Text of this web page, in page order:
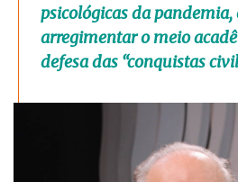
psicológicas da pandemia,
arregimentar o meio
defesa das “conquistas